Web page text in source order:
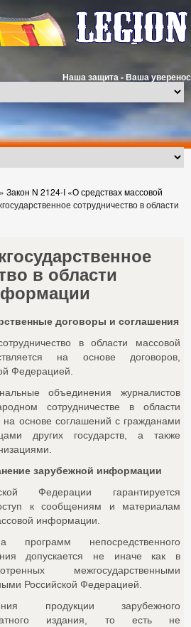
Наша защита - Ваша
» Закон N 2124-I «О средствах массовой
сотрудничество в области
в области
договоры и соглашения
в области массовой
на основе договоров,
Федерацией.
объединения журналистов
сотрудничестве в области
основе соглашений с гражданами
других государств, а также
зарубежной информации
Федерации гарантируется
к сообщениям и материалам
информации.
программ непосредственного
допускается не иначе как в
межгосударственными
Российской Федерацией.
продукции зарубежного
издания, то есть не